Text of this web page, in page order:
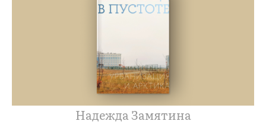
Надежда Замятина